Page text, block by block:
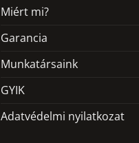
Miért mi?
Garancia
Munkatársaink
GYIK
Adatvédelmi nyilatkozat